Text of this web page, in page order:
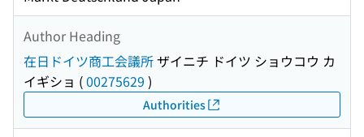
Author Heading
在日ドイツ商工会議所ザイニチ ドイツ ショウコウ カ
イギショ (00275629 )
Authorities